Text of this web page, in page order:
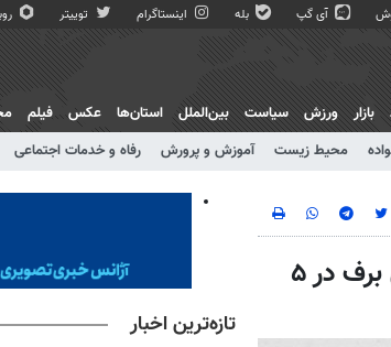
آی گپ بله اینستاگرام توییتر
محیط زیست آموزش و پرورش رفاه و خدمات اجتماعی
بازار ورزش سیاست بین‌الملل استان‌ها عکس فیلم
آخرین وضعیت ترافیکی محورهای مواصلاتی/ آغاز بارش برف در ۵
تازه‌ترین اخبار